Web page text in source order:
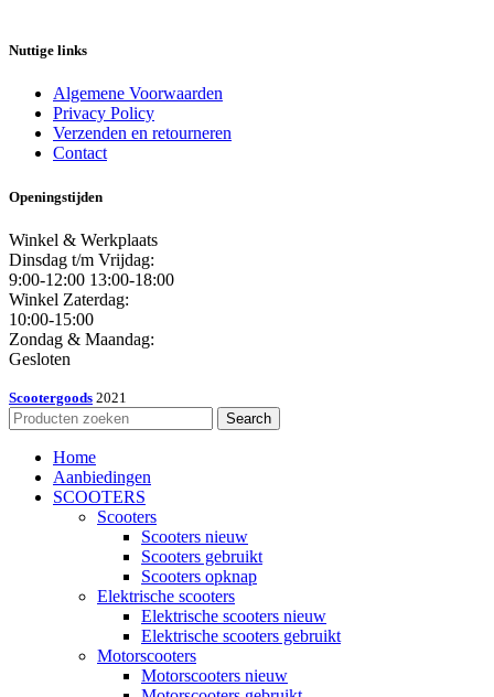
Nuttige links
Algemene Voorwaarden
Privacy Policy
Verzenden en retourneren
Contact
Openingstijden
Winkel & Werkplaats
Dinsdag t/m Vrijdag:
9:00-12:00 13:00-18:00
Winkel Zaterdag:
10:00-15:00
Zondag & Maandag:
Gesloten
Scootergoods 2021
Search
Home
Aanbiedingen
SCOOTERS
Scooters
Scooters nieuw
Scooters gebruikt
Scooters opknap
Elektrische scooters
Elektrische scooters nieuw
Elektrische scooters gebruikt
Motorscooters
Motorscooters nieuw